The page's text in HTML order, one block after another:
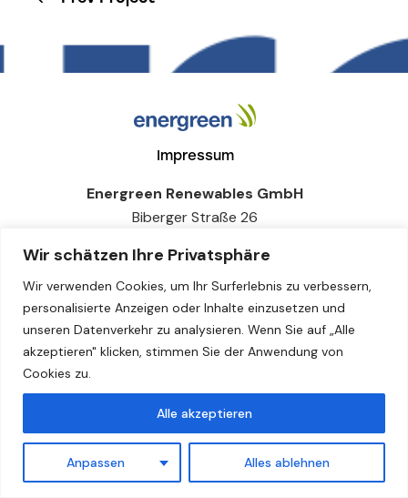
Wir schätzen Ihre Privatsphäre
Wir verwenden Cookies, um Ihr Surferlebnis zu verbessern,
personalisierte Anzeigen oder Inhalte einzusetzen und
unseren Datenverkehr zu analysieren. Wenn Sie auf „Alle
akzeptieren" klicken, stimmen Sie der Anwendung von
Cookies zu.
Anpassen Alles ablehnen
Alle akzeptieren
Impressum
Energreen Renewables GmbH
Biberger Straße 26
Germany
Amtsgericht München HRB 224187, Firmensitz:
Unterhaching
Geschäftsführer: Ralf Löbker, Dr. Benedikt Kormaier
USt-IdNr.: DE305564202
für Generationen